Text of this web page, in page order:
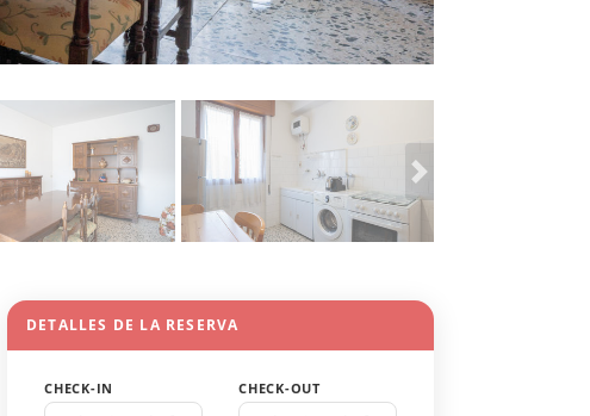
DETALLES DE LA RESERVA
CHECK-IN CHECK-OUT